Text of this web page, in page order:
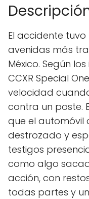
El accidente
avenidas más
México. Según
CCXR Special
velocidad
contra un poste.
que el
destrozado y
testigos
como algo
acción, con
todas partes y